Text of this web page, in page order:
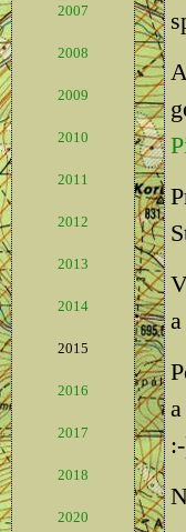
2007
2008
2009
2010
2011
2012
2013
2014
2015
2016
2017
2018
2020